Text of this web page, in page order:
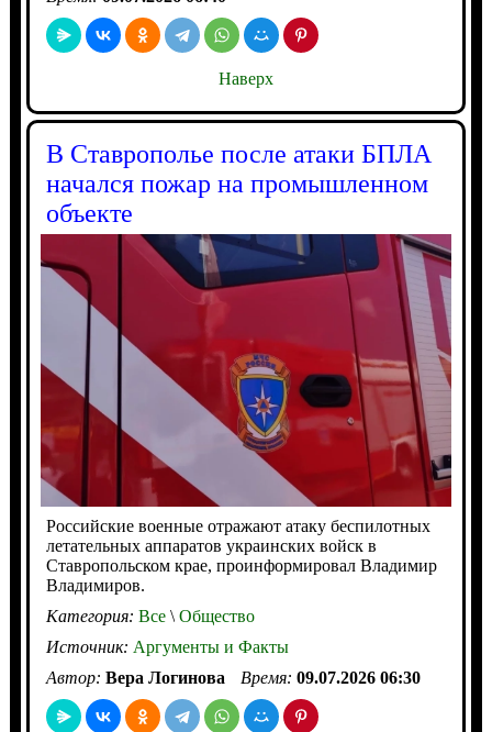
Наверх
В Ставрополье после атаки БПЛА
начался пожар на промышленном
объекте
Российские военные отражают атаку беспилотных
летательных аппаратов украинских войск в
Ставропольском крае, проинформировал Владимир
Владимиров.
Категория: Все\Общество
Источник: Аргументы и Факты
Автор: Вера Логинова Время: 09.07.2026 06:30